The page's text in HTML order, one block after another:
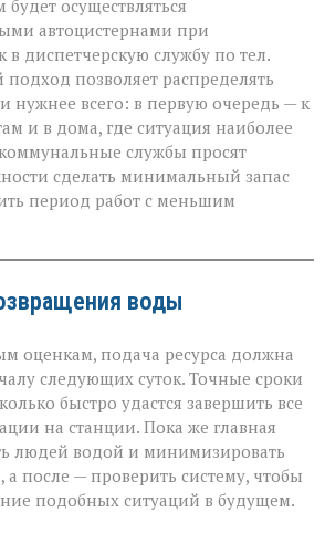
осуществляться
автоцистернами при
в диспетчерскую службу по тел.
подход позволяет распределять
нужнее всего: в первую очередь — к
и в дома, где ситуация наиболее
службы просят
сделать минимальный запас
период работ с меньшим
воды
оценкам, подача ресурса должна
следующих суток. Точные сроки
быстро удастся завершить все
на станции. Пока же главная
людей водой и минимизировать
после — проверить систему, чтобы
подобных ситуаций в будущем.